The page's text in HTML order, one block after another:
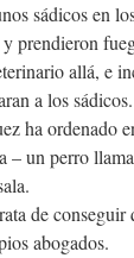
sádicos en
prendieron
allá, e
a los sádicos.
ha ordenado
– un perro
de conseguir
abogados.